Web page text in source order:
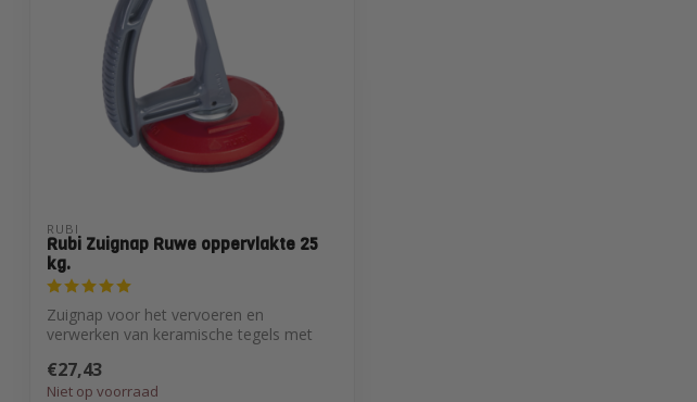
RUBI
Rubi Zuignap Ruwe oppervlakte 25
kg.
Zuignap voor het vervoeren en
verwerken van keramische tegels met
€27,43
Niet op voorraad